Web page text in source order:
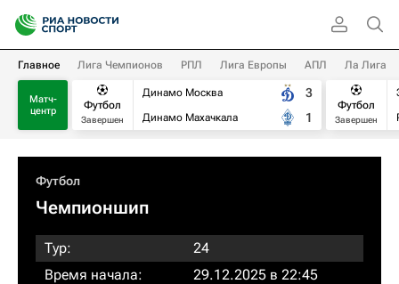
Главное Лига Чемпионов РПЛ Лига Европы АПЛ Ла Лига
Матч-
центр
Футбол
Завершен
Динамо Москва
Динамо Махачкала
3
1
Футбол
Завершен
Футбол
Чемпионшип
Тур:
24
Время начала:
29.12.2025 в 22:45